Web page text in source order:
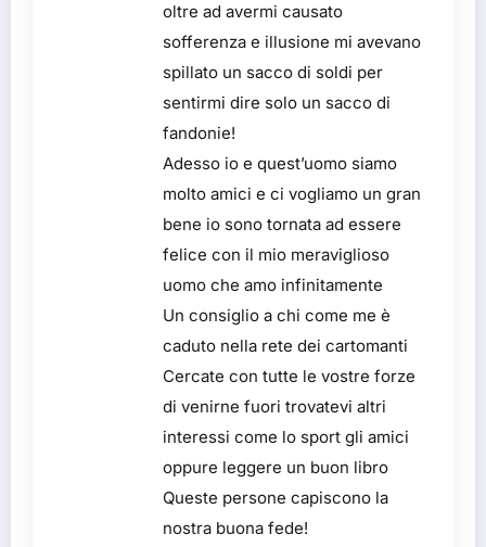
oltre ad avermi causato
sofferenza e illusione mi avevano
spillato un sacco di soldi per
sentirmi dire solo un sacco di
fandonie!
Adesso io e quest’uomo siamo
molto amici e ci vogliamo un gran
bene io sono tornata ad essere
felice con il mio meraviglioso
uomo che amo infinitamente
Un consiglio a chi come me è
caduto nella rete dei cartomanti
Cercate con tutte le vostre forze
di venirne fuori trovatevi altri
interessi come lo sport gli amici
oppure leggere un buon libro
Queste persone capiscono la
nostra buona fede!